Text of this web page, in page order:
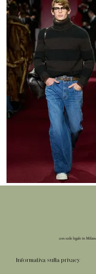
Informativa sulla privacy
con sede legale in